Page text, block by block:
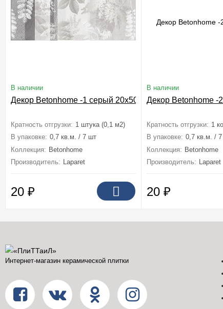
В наличии
Декор Betonhome -1 серый 20x50
Кратность отгрузки: 1 штука (0,1 м2)
В упаковке: 0,7 кв.м. / 7 шт
Коллекция: Betonhome
Производитель: Laparet
20 ₽
В наличии
Декор Betonhome -
Кратность отгрузки: 1
В упаковке: 0,7 кв.м. /
Коллекция: Betonhome
Производитель: Laparet
20 ₽
Интернет-магазин керамической плитки